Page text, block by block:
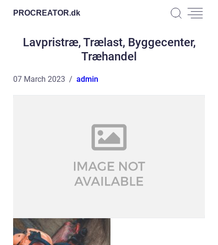
PROCREATOR.dk
Lavpristræ, Trælast, Byggecenter,
Træhandel
07 March 2023 admin